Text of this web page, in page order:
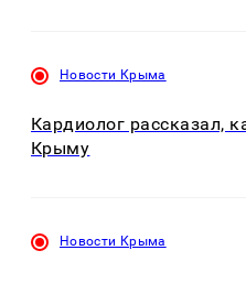
Новости Крыма
Кардиолог рассказал,
Крыму
Новости Крыма